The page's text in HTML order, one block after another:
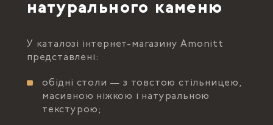
натурального каменю
У каталозі інтернет-магазину Amonitt
представлені:
обідні столи — з товстою стільницею,
масивною ніжкою і натуральною
текстурою;